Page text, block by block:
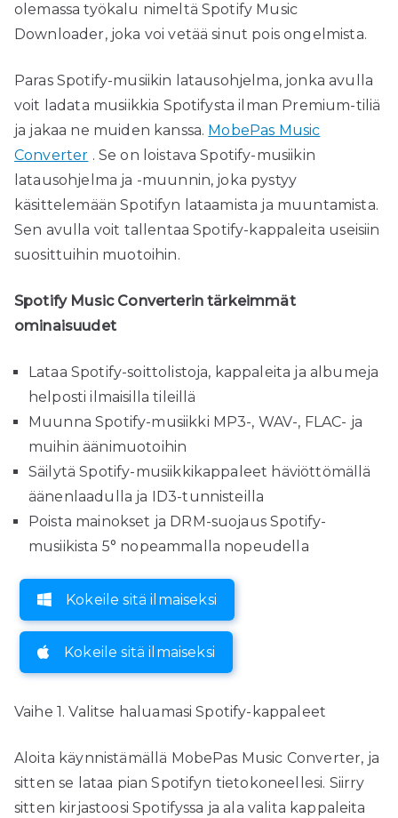
olemassa työkalu nimeltä Spotify Music
Downloader, joka voi vetää sinut pois ongelmista.
Paras Spotify-musiikin latausohjelma, jonka avulla
voit ladata musiikkia Spotifysta ilman Premium-tiliä
ja jakaa ne muiden kanssa. MobePas Music
Converter . Se on loistava Spotify-musiikin
latausohjelma ja -muunnin, joka pystyy
käsittelemään Spotifyn lataamista ja muuntamista.
Sen avulla voit tallentaa Spotify-kappaleita useisiin
suosittuihin muotoihin.
Spotify Music Converterin tärkeimmät
ominaisuudet
Lataa Spotify-soittolistoja, kappaleita ja albumeja
helposti ilmaisilla tileillä
Muunna Spotify-musiikki MP3-, WAV-, FLAC- ja
muihin äänimuotoihin
Säilytä Spotify-musiikkikappaleet häviöttömällä
äänenlaadulla ja ID3-tunnisteilla
Poista mainokset ja DRM-suojaus Spotify-
musiikista 5° nopeammalla nopeudella
Kokeile sitä ilmaiseksi
Kokeile sitä ilmaiseksi
Vaihe 1. Valitse haluamasi Spotify-kappaleet
Aloita käynnistämällä MobePas Music Converter, ja
sitten se lataa pian Spotifyn tietokoneellesi. Siirry
sitten kirjastoosi Spotifyssa ja ala valita kappaleita